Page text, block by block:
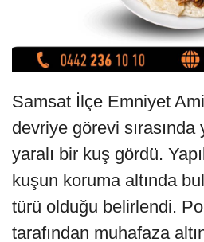
Samsat İlçe Emniyet
devriye görevi sırasında
yaralı bir kuş gördü.
kuşun koruma altında
türü olduğu belirlendi.
tarafından muhafaza